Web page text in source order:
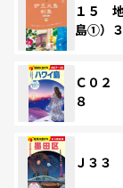
１５
島①）
Ｃ０２
８
Ｊ３３